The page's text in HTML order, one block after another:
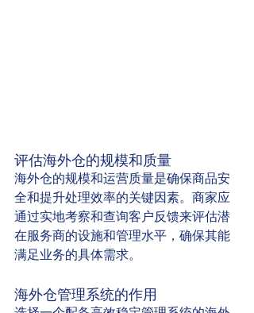
评估海外仓的规模和质量
海外仓的规模和运营质量是确保商品安
全和提升处理效率的关键因素。商家应
通过实地考察和查询客户反馈来评估潜
在服务商的设施和管理水平，确保其能
满足业务的具体需求。
海外仓管理系统的作用